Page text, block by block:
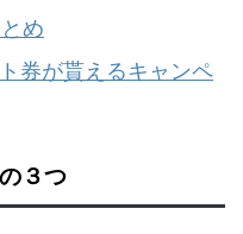
め
券が貰えるキャンペ
３つ